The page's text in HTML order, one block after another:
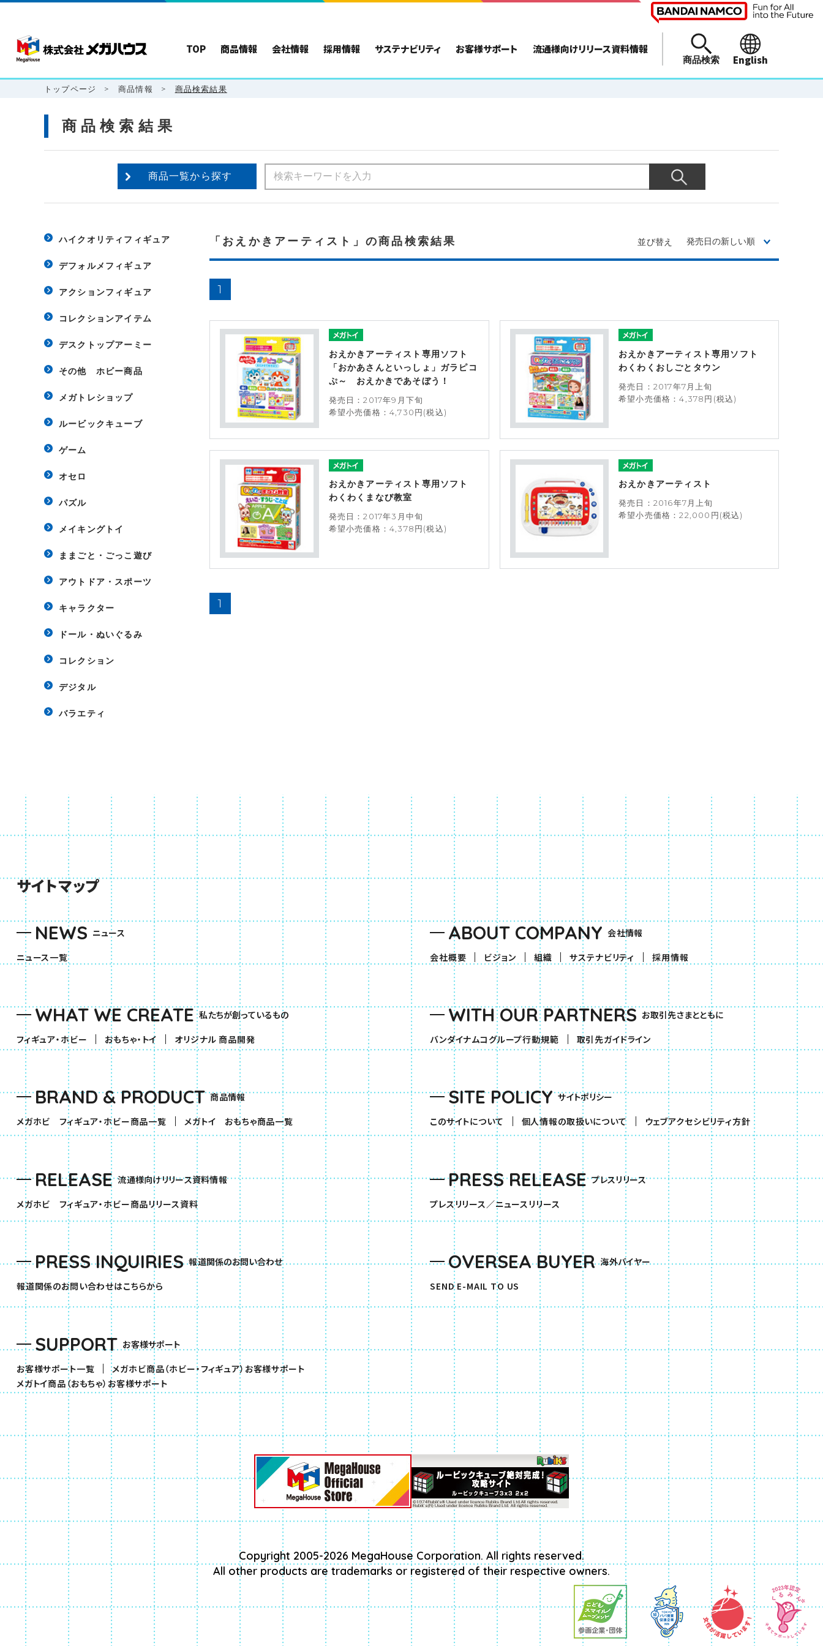
TOP 商品情報 会社情報 採用情報 サステナビリティ お客様サポート 流通様向けリリース資料情報
商品検索 English
トップページ > 商品情報 > 商品検索結果
商品検索結果
商品一覧から探す
ハイクオリティフィギュア
デフォルメフィギュア
アクションフィギュア
コレクションアイテム
デスクトップアーミー
その他 ホビー商品
メガトレショップ
ルービックキューブ
ゲーム
オセロ
パズル
メイキングトイ
ままごと・ごっこ遊び
アウトドア・スポーツ
キャラクター
ドール・ぬいぐるみ
コレクション
デジタル
バラエティ
「おえかきアーティスト」の商品検索結果 並び替え
1
おえかきアーティスト専用ソフト
「おかあさんといっしょ」ガラピコ
ぷ～ おえかきであそぼう！
発売日：2017年9月下旬
希望小売価格：4,730円(税込)
おえかきアーティスト専用ソフト
わくわくおしごとタウン
発売日：2017年7月上旬
希望小売価格：4,378円(税込)
おえかきアーティスト専用ソフト
わくわくまなび教室
発売日：2017年3月中旬
希望小売価格：4,378円(税込)
おえかきアーティスト
発売日：2016年7月上旬
希望小売価格：22,000円(税込)
1
サイトマップ
NEWS ニュース
ニュース一覧
WHAT WE CREATE 私たちが創っているもの
フィギュア・ホビー （別ウィンドウで開きます）
おもちゃ・トイ （別ウィンドウで開きます）
オリジナル 商品開発
BRAND & PRODUCT 商品情報
メガホビ フィギュア・ホビー商品一覧 （別ウィンドウで開きます）
メガトイ おもちゃ商品一覧（別ウィンドウで開きます）
RELEASE 流通様向けリリース資料情報
メガホビ フィギュア・ホビー商品リリース資料（別ウィンドウで開きます）
PRESS INQUIRIES 報道関係のお問い合わせ
報道関係のお問い合わせはこちらから
SUPPORT お客様サポート
お客様サポート一覧
メガホビ商品（ホビー・フィギュア）お客様サポート（別ウィンドウで開きます）
メガトイ商品（おもちゃ）お客様サポート（別ウィンドウで開きます）
ABOUT COMPANY 会社情報
会社概要
ビジョン 組織 サステナビリティ 採用情報
WITH OUR PARTNERS お取引先さまとともに
バンダイナムコグループ行動規範
取引先ガイドライン
SITE POLICY サイトポリシー
このサイトについて
個人情報の取扱いについて ウェブアクセシビリティ方針
PRESS RELEASE プレスリリース
プレスリリース／ニュースリリース
OVERSEA BUYER 海外バイヤー
SEND E-MAIL TO US
Copyright 2005-2026 MegaHouse Corporation. All rights reserved.
All other products are trademarks or registered of their respective owners.